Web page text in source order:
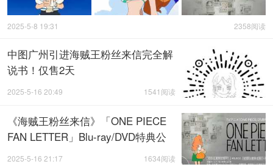
2358阅读
2025-5-8 19:31
中图广州引进海贼王粉丝来信完全解
说书！仅售2天
1541阅读
2025-5-16 20:49
《海贼王粉丝来信》「ONE PIECE
FAN LETTER」Blu-ray/DVD特典公
1634阅读
2025-5-16 21:17